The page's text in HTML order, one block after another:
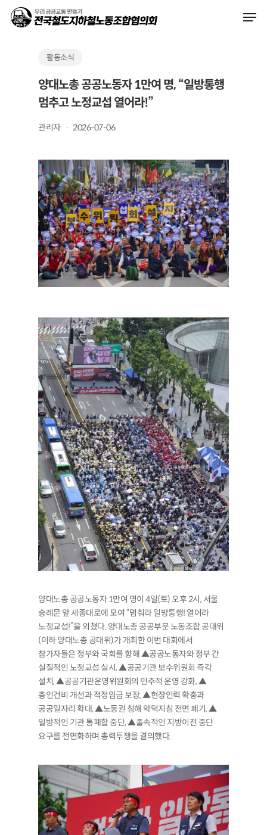
활동소식
양대노총 공공노동자 1만여 명, “일방통행
멈추고 노정교섭 열어라!”
관리자 2026-07-06
양대노총 공공노동자 1만여 명이 4일(토) 오후 2시, 서울
숭례문 앞 세종대로에 모여 “멈춰라 일방통행! 열어라
노정교섭!”을 외쳤다. 양대노총 공공부문 노동조합 공대위
(이하 양대노총 공대위)가 개최한 이번 대회에서
참가자들은 정부와 국회를 향해 ▲공공노동자와 정부 간
실질적인 노정교섭 실시, ▲공공기관 보수위원회 즉각
설치, ▲공공기관운영위원회의 민주적 운영 강화, ▲
총인건비 개선과 적정임금 보장, ▲현장인력 확충과
공공일자리 확대, ▲노동권 침해 악덕지침 전면 폐기, ▲
일방적인 기관 통폐합 중단, ▲졸속적인 지방이전 중단
요구를 전면화하며 총력투쟁을 결의했다.